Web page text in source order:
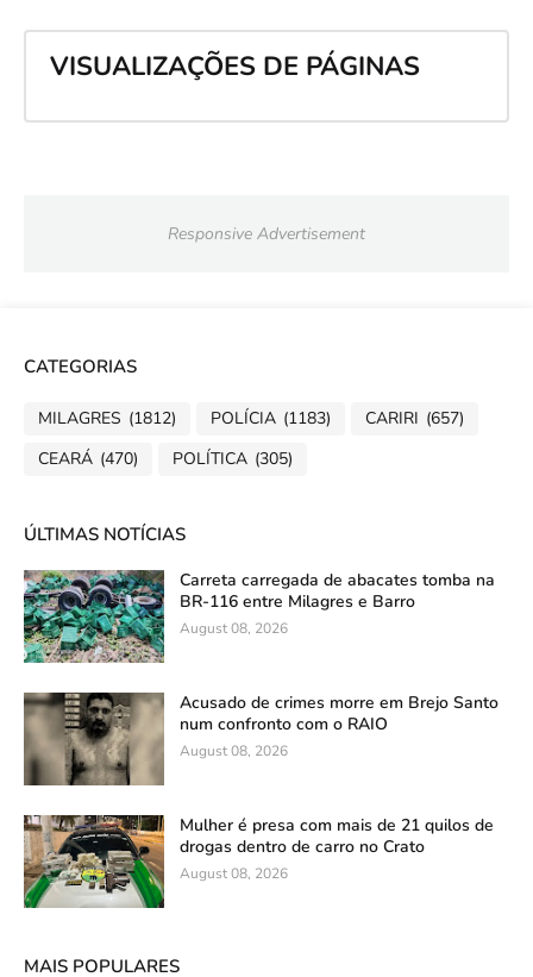
VISUALIZAÇÕES DE PÁGINAS
Responsive Advertisement
CATEGORIAS
MILAGRES (1812) POLÍCIA (1183) CARIRI (657)
CEARÁ (470) POLÍTICA (305)
ÚLTIMAS NOTÍCIAS
Carreta carregada de abacates tomba na
BR-116 entre Milagres e Barro
August 08, 2026
Acusado de crimes morre em Brejo Santo
num confronto com o RAIO
August 08, 2026
Mulher é presa com mais de 21 quilos de
drogas dentro de carro no Crato
August 08, 2026
MAIS POPULARES